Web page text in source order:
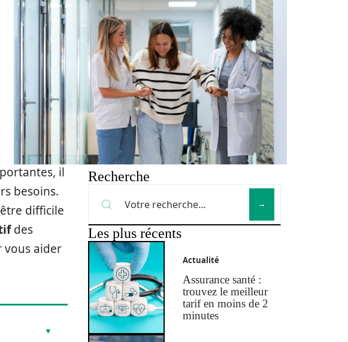
il
besoins.
difficile
des
vous aider
Recherche
Les plus récents
Actualité
Assurance santé :
trouvez le meilleur
tarif en moins de 2
minutes